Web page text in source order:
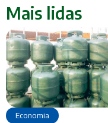
Mais lidas
Economia